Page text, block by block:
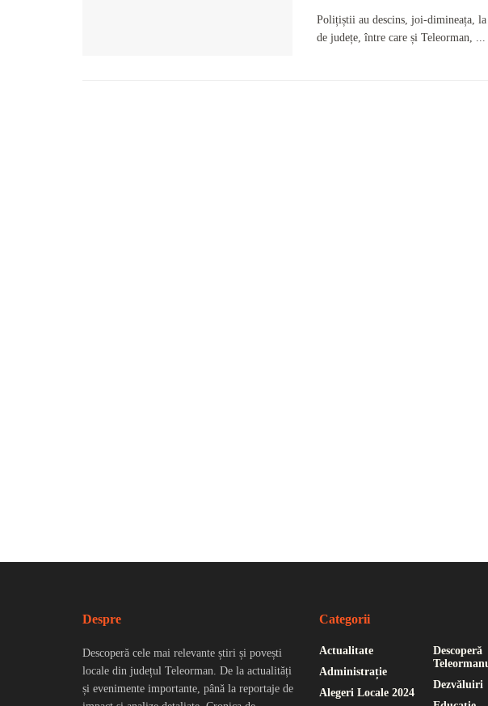
Polițiștii au descins, joi-dimineața,
de județe, între care și Teleorman, ...
Despre
Descoperă cele mai relevante știri și povești
locale din județul Teleorman. De la actualități
și evenimente importante, până la reportaje de
Categorii
Actualitate
Administrație
Alegeri Locale 2024
Descoperă
Dezvăluiri